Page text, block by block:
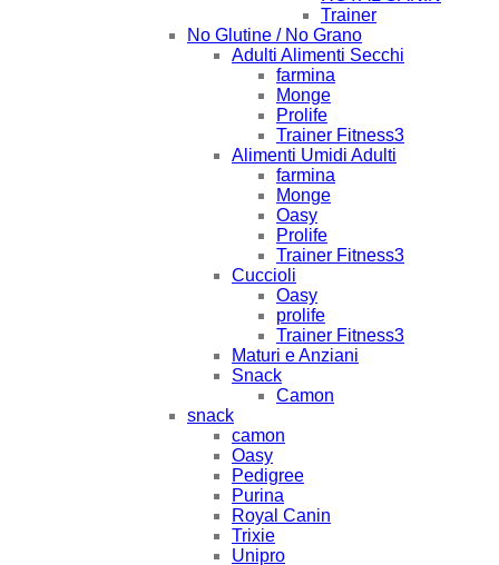
Trainer
No Glutine / No Grano
Adulti Alimenti Secchi
farmina
Monge
Prolife
Trainer Fitness3
Alimenti Umidi Adulti
farmina
Monge
Oasy
Prolife
Trainer Fitness3
Cuccioli
Oasy
prolife
Trainer Fitness3
Maturi e Anziani
Snack
Camon
snack
camon
Oasy
Pedigree
Purina
Royal Canin
Trixie
Unipro